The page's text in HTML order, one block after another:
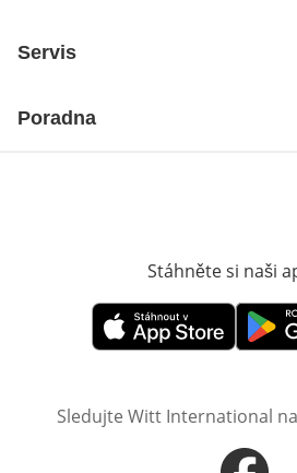
Servis
Poradna
Stáhněte si naši
Otevře v novém okně
Otevře
Sledujte Witt International